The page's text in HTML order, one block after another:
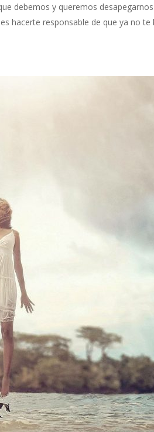
debemos y queremos
hacerte responsable de que ya no